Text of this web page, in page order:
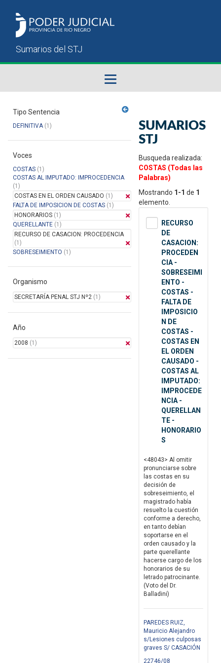
Sumarios del STJ
Manual del Usuario
Tipo Sentencia
DEFINITIVA(1)
Voces
COSTAS (1)
COSTAS AL IMPUTADO: IMPROCEDENCIA
(1)
COSTAS EN EL ORDEN CAUSADO (1)
FALTA DE IMPOSICION DE COSTAS (1)
HONORARIOS (1)
QUERELLANTE (1)
RECURSO DE CASACION: PROCEDENCIA
(1)
SOBRESEIMIENTO (1)
Organismo
SECRETARÍA PENAL STJ Nº2 (1)
Año
2008 (1)
SUMARIOS
STJ
Busqueda realizada:
COSTAS (Todas las
Palabras)
Mostrando 1-1 de 1
elemento.
RECURSO
DE
CASACION:
PROCEDEN
CIA -
SOBRESEIMI
ENTO -
COSTAS -
FALTA DE
IMPOSICIO
N DE
COSTAS -
COSTAS EN
EL ORDEN
CAUSADO -
COSTAS AL
IMPUTADO:
IMPROCEDE
NCIA -
QUERELLAN
TE -
HONORARIO
S
<48043> Al omitir
pronunciarse sobre
las costas en su
decisión de
sobreseimiento, el
magistrado había
resuelto la cuestión
conforme a derecho,
en tanto debían
soportarse en el
orden causado y la
parte querellante
hacerse cargo de los
honorarios de su
letrado patrocinante.
(Voto del Dr.
Balladini)
PAREDES RUIZ,
Mauricio Alejandro
s/Lesiones culposas
graves S/ CASACIÓN
22746/08